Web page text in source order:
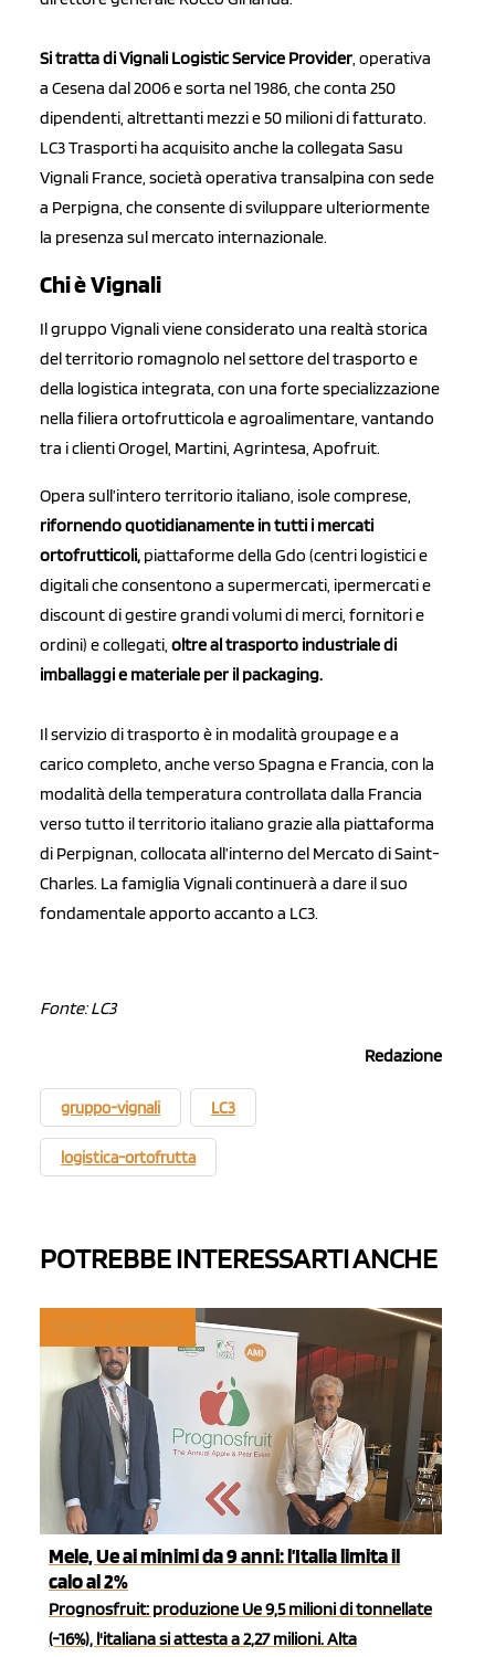
Si tratta di Vignali Logistic Service Provider, operativa
a Cesena dal 2006 e sorta nel 1986, che conta 250
dipendenti, altrettanti mezzi e 50 milioni di fatturato.
LC3 Trasporti ha acquisito anche la collegata Sasu
Vignali France, società operativa transalpina con sede
a Perpigna, che consente di sviluppare ulteriormente
la presenza sul mercato internazionale.
Chi è Vignali
Il gruppo Vignali viene considerato una realtà storica
del territorio romagnolo nel settore del trasporto e
della logistica integrata, con una forte specializzazione
nella filiera ortofrutticola e agroalimentare, vantando
tra i clienti Orogel, Martini, Agrintesa, Apofruit.
Opera sull’intero territorio italiano, isole comprese,
rifornendo quotidianamente in tutti i mercati
ortofrutticoli, piattaforme della Gdo (centri logistici e
digitali che consentono a supermercati, ipermercati e
discount di gestire grandi volumi di merci, fornitori e
ordini) e collegati, oltre al trasporto industriale di
imballaggi e materiale per il packaging.
Il servizio di trasporto è in modalità groupage e a
carico completo, anche verso Spagna e Francia, con la
modalità della temperatura controllata dalla Francia
verso tutto il territorio italiano grazie alla piattaforma
di Perpignan, collocata all’interno del Mercato di Saint-
Charles. La famiglia Vignali continuerà a dare il suo
fondamentale apporto accanto a LC3.
Fonte: LC3
Redazione
gruppo-vignali LC3
logistica-ortofrutta
POTREBBE INTERESSARTI ANCHE
Mele, Ue ai minimi da 9 anni: l’Italia limita il
calo al 2%
Prognosfruit: produzione Ue 9,5 milioni di tonnellate
(-16%), l'italiana si attesta a 2,27 milioni. Alta